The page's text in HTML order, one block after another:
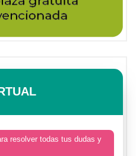
resolver todas tus dudas y